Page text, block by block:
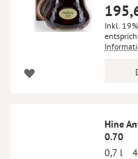
Inkl.
Hine
0.70
0,7 l